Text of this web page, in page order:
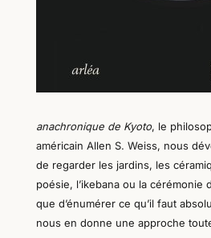
anachronique de Kyoto, le
américain Allen S. Weiss, nous
de regarder les jardins, les
poésie, l’ikebana ou la cérémonie
que d’énumérer ce qu’il faut
nous en donne une approche